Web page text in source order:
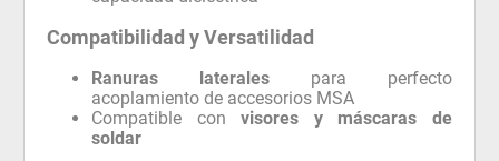
Compatibilidad y Versatilidad
Ranuras laterales para perfecto
acoplamiento de accesorios MSA
Compatible convisores y máscaras de
soldar